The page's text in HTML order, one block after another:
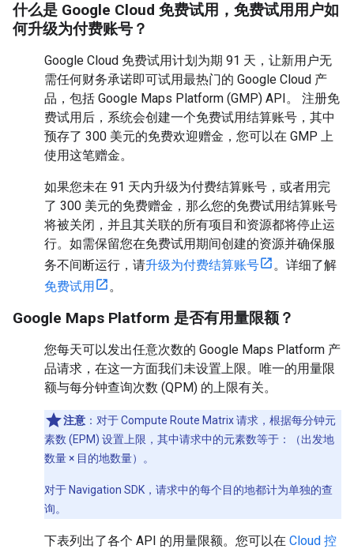
什么是 Google Cloud 免费试用，免费试用用户如
何升级为付费账号？
Google Cloud 免费试用计划为期 91 天，让新用户无
需任何财务承诺即可试用最热门的 Google Cloud 产
品，包括 Google Maps Platform (GMP) API。 注册免
费试用后，系统会创建一个免费试用结算账号，其中
预存了 300 美元的免费欢迎赠金，您可以在 GMP 上
使用这笔赠金。
如果您未在 91 天内升级为付费结算账号，或者用完
了 300 美元的免费赠金，那么您的免费试用结算账号
将被关闭，并且其关联的所有项目和资源都将停止运
行。如需保留您在免费试用期间创建的资源并确保服
务不间断运行，请升级为付费结算账号
。详细了解
免费试用
。
Google Maps Platform 是否有用量限额？
您每天可以发出任意次数的 Google Maps Platform 产
品请求，在这一方面我们未设置上限。唯一的用量限
额与每分钟查询次数 (QPM) 的上限有关。
注意 ：对于 Compute Route Matrix 请求，根据每分钟元
素数 (EPM) 设置上限，其中请求中的元素数等于：（出发地
数量 × 目的地数量）。
对于 Navigation SDK，请求中的每个目的地都计为单独的查
询。
下表列出了各个 API 的用量限额。您可以在 Cloud 控